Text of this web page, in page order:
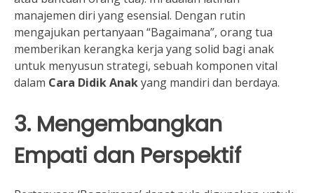
manajemen diri yang esensial. Dengan rutin
mengajukan pertanyaan “Bagaimana”, orang tua
memberikan kerangka kerja yang solid bagi anak
untuk menyusun strategi, sebuah komponen vital
dalam Cara Didik Anakyang mandiri dan berdaya.
3. Mengembangkan
Empati dan Perspektif